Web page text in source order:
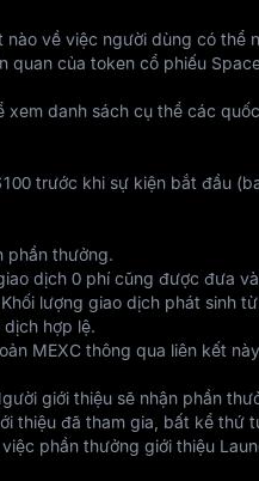
về việc người dùng có thể
của token cổ phiếu
danh sách cụ thể các
trước khi sự kiện bắt đầu
phần thưởng.
dịch 0 phí cũng được đưa
lượng giao dịch phát sinh
hợp lệ.
MEXC thông qua liên kết
giới thiệu sẽ nhận phần
thiệu đã tham gia, bất kể thứ
phần thưởng giới thiệu